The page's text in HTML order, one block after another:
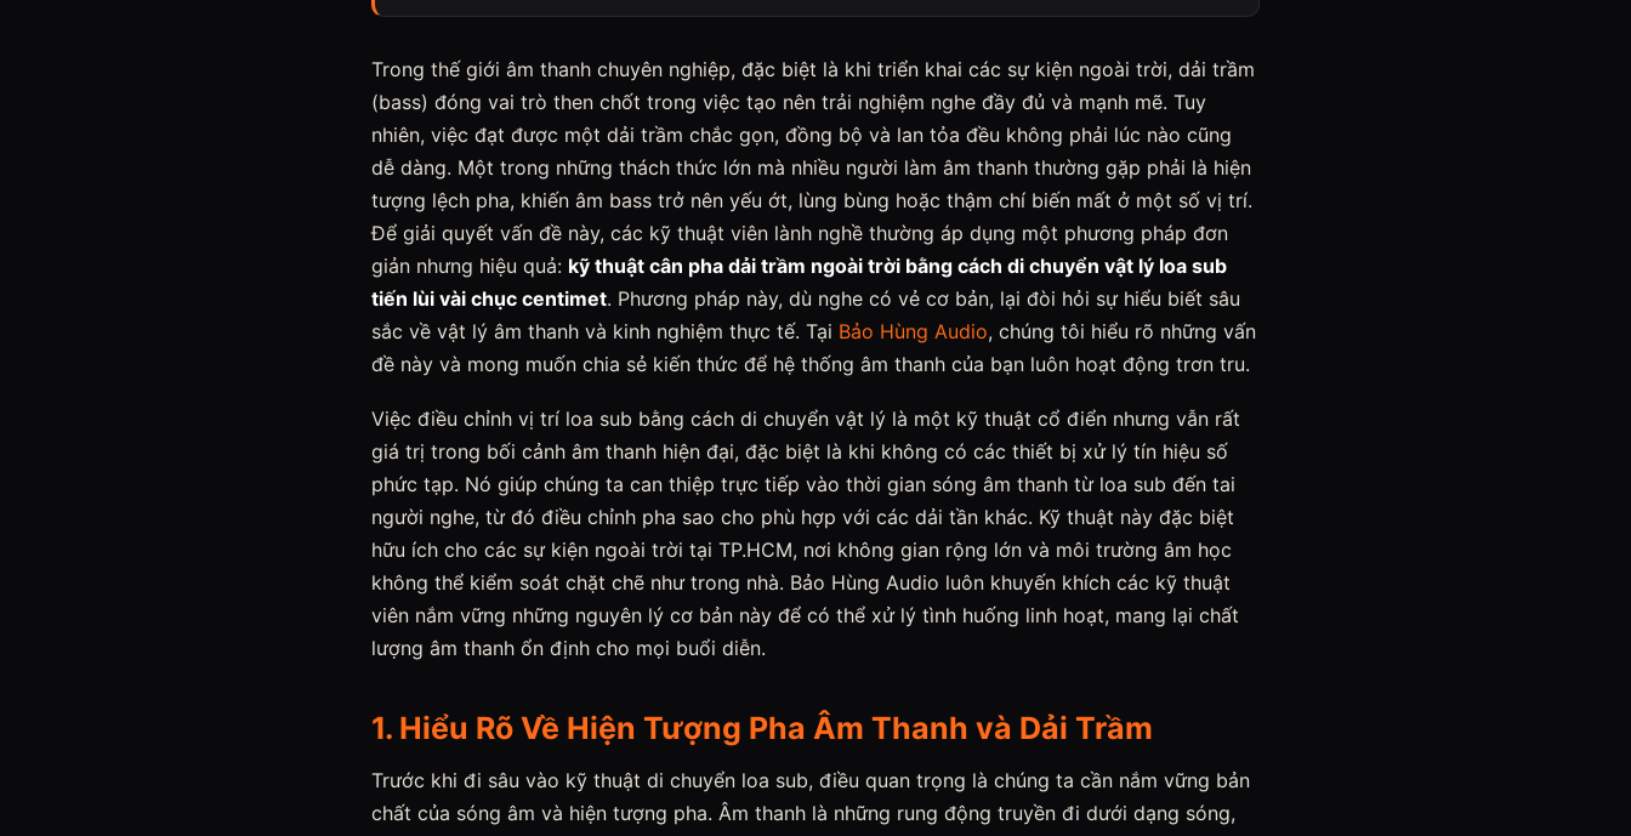
Trong thế giới âm thanh chuyên nghiệp, đặc biệt là khi triển khai các sự kiện ngoài trời, dải trầm
(bass) đóng vai trò then chốt trong việc tạo nên trải nghiệm nghe đầy đủ và mạnh mẽ. Tuy
nhiên, việc đạt được một dải trầm chắc gọn, đồng bộ và lan tỏa đều không phải lúc nào cũng
dễ dàng. Một trong những thách thức lớn mà nhiều người làm âm thanh thường gặp phải là hiện
tượng lệch pha, khiến âm bass trở nên yếu ớt, lùng bùng hoặc thậm chí biến mất ở một số vị trí.
Để giải quyết vấn đề này, các kỹ thuật viên lành nghề thường áp dụng một phương pháp đơn
giản nhưng hiệu quả: kỹ thuật cân pha dải trầm ngoài trời bằng cách di chuyển vật lý loa sub
tiến lùi vài chục centimet. Phương pháp này, dù nghe có vẻ cơ bản, lại đòi hỏi sự hiểu biết sâu
sắc về vật lý âm thanh và kinh nghiệm thực tế. Tại Bảo Hùng Audio, chúng tôi hiểu rõ những vấn
đề này và mong muốn chia sẻ kiến thức để hệ thống âm thanh của bạn luôn hoạt động trơn tru.
Việc điều chỉnh vị trí loa sub bằng cách di chuyển vật lý là một kỹ thuật cổ điển nhưng vẫn rất
giá trị trong bối cảnh âm thanh hiện đại, đặc biệt là khi không có các thiết bị xử lý tín hiệu số
phức tạp. Nó giúp chúng ta can thiệp trực tiếp vào thời gian sóng âm thanh từ loa sub đến tai
người nghe, từ đó điều chỉnh pha sao cho phù hợp với các dải tần khác. Kỹ thuật này đặc biệt
hữu ích cho các sự kiện ngoài trời tại TP.HCM, nơi không gian rộng lớn và môi trường âm học
không thể kiểm soát chặt chẽ như trong nhà. Bảo Hùng Audio luôn khuyến khích các kỹ thuật
viên nắm vững những nguyên lý cơ bản này để có thể xử lý tình huống linh hoạt, mang lại chất
lượng âm thanh ổn định cho mọi buổi diễn.
1. Hiểu Rõ Về Hiện Tượng Pha Âm Thanh và Dải Trầm
Trước khi đi sâu vào kỹ thuật di chuyển loa sub, điều quan trọng là chúng ta cần nắm vững bản
chất của sóng âm và hiện tượng pha. Âm thanh là những rung động truyền đi dưới dạng sóng,